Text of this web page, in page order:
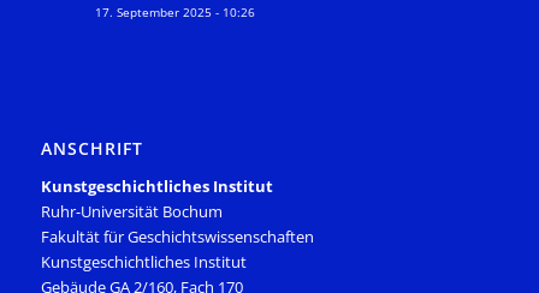
17. September 2025 - 10:26
ANSCHRIFT
Kunstgeschichtliches Institut
Ruhr-Universität Bochum
Fakultät für Geschichtswissenschaften
Kunstgeschichtliches Institut
Gebäude GA 2/160, Fach 170